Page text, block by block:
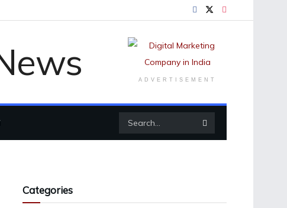
ADVERTISEMENT
Categories